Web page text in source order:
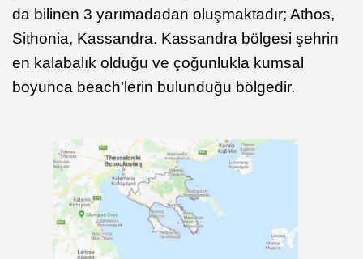
da bilinen 3 yarımadadan oluşmaktadır; Athos,
Sithonia, Kassandra. Kassandra bölgesi şehrin
en kalabalık olduğu ve çoğunlukla kumsal
boyunca beach’lerin bulunduğu bölgedir.